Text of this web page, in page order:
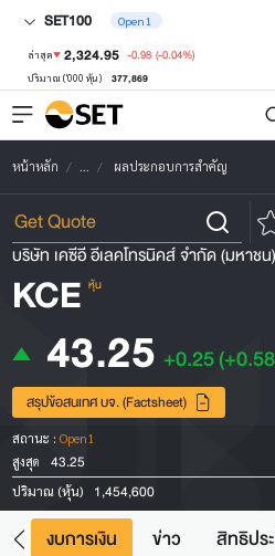
SET100 Open1
ล่าสุด 2,324.95 -0.98 (-0.04%)
ปริมาณ ('000 หุ้น) 377,869
หน้าหลัก ... ผลประกอบการสำคัญ
บริษัท เคซีอี อีเลคโทรนิคส์ จำกัด (มหาชน)
KCE หุ้น
43.25 +0.25
สรุปข้อสนเทศ บจ. (Factsheet)
สถานะ : Open1
สูงสุด
43.25
ปริมาณ (หุ้น) 1,454,600
งบการเงิน ข่าว สิทธิปร